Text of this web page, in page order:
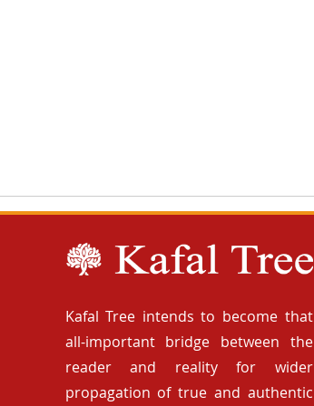
Kafal Tree intends to become that
all-important bridge between the
reader and reality for wider
propagation of true and authentic